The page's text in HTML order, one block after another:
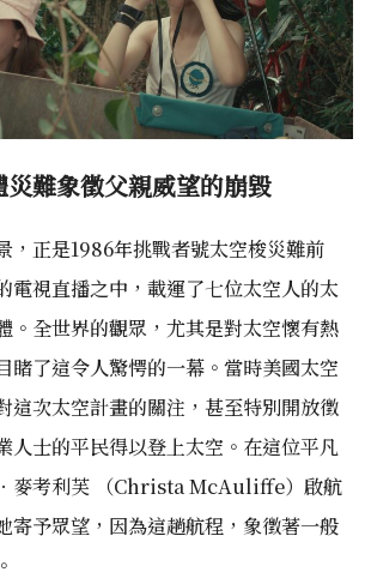
災難象徵父親威望的崩毀
，正是1986年挑戰者號太空梭災難前
電視直播之中，載運了七位太空人的太
。全世界的觀眾，尤其是對太空懷有熱
睹了這令人驚愕的一幕。當時美國太空
這次太空計畫的關注，甚至特別開放徵
人士的平民得以登上太空。在這位平凡
麥考利芙 （Christa McAuliffe）啟航
寄予眾望，因為這趟航程，象徵著一般